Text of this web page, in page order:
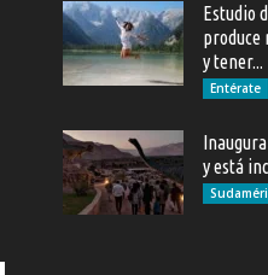
Estudio
produce
y tener...
Entérate
y está